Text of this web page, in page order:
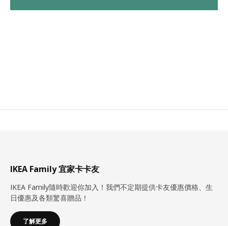
IKEA Family 宜家卡卡友
IKEA Family隨時歡迎你加入！我們不定期提供卡友優惠價格、生
日優惠及各類驚喜贈品！
了解更多